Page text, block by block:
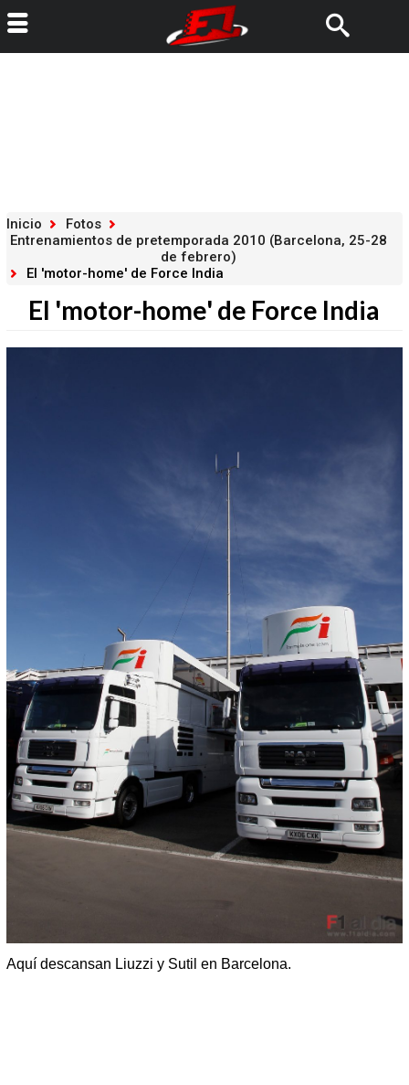
Inicio
Fotos
Entrenamientos de pretemporada 2010 (Barcelona, 25-28
de febrero)
El 'motor-home' de Force India
El 'motor-home' de Force India
Aquí descansan Liuzzi y Sutil en Barcelona.